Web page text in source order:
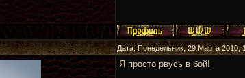
Дата: Понедельник, 29 Марта
Я просто рвусь в бой!